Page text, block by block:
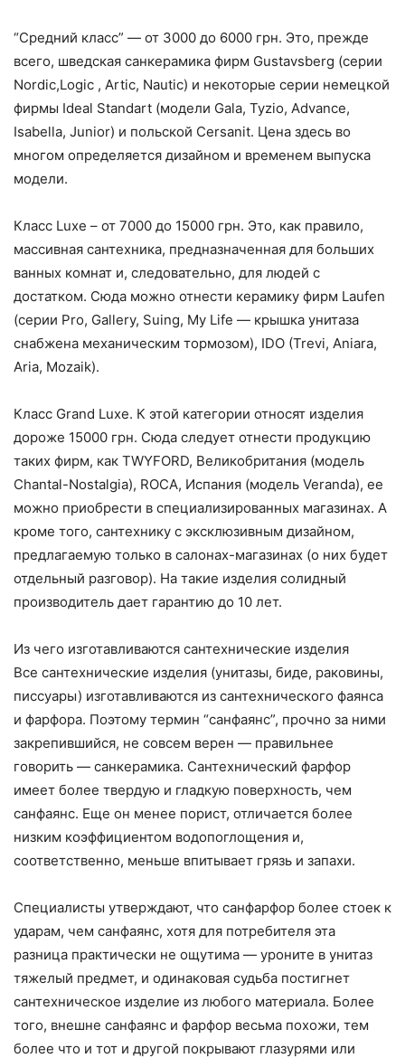
“Средний класс” — от 3000 до 6000 грн. Это, прежде
всего, шведская санкерамика фирм Gustavsberg (серии
Nordic,Logic , Artic, Nautic) и некоторые серии немецкой
фирмы Ideal Standart (модели Gala, Tyzio, Advance,
Isabella, Junior) и польской Cersanit. Цена здесь во
многом определяется дизайном и временем выпуска
модели.
Класс Luxe – от 7000 до 15000 грн. Это, как правило,
массивная сантехника, предназначенная для больших
ванных комнат и, следовательно, для людей с
достатком. Сюда можно отнести керамику фирм Laufen
(серии Pro, Gallery, Suing, My Life — крышка унитаза
снабжена механическим тормозом), IDO (Trevi, Aniara,
Aria, Mozaik).
Класс Grand Luxe. К этой категории относят изделия
дороже 15000 грн. Сюда следует отнести продукцию
таких фирм, как TWYFORD, Великобритания (модель
Chantal-Nostalgia), ROСА, Испания (модель Veranda), ее
можно приобрести в специализированных магазинах. А
кроме того, сантехнику с эксклюзивным дизайном,
предлагаемую только в салонах-магазинах (о них будет
отдельный разговор). На такие изделия солидный
производитель дает гарантию до 10 лет.
Из чего изготавливаются сантехнические изделия
Все сантехнические изделия (унитазы, биде, раковины,
писсуары) изготавливаются из сантехнического фаянса
и фарфора. Поэтому термин “санфаянс”, прочно за ними
закрепившийся, не совсем верен — правильнее
говорить — санкерамика. Сантехнический фарфор
имеет более твердую и гладкую поверхность, чем
санфаянс. Еще он менее порист, отличается более
низким коэффициентом водопоглощения и,
соответственно, меньше впитывает грязь и запахи.
Специалисты утверждают, что санфарфор более стоек к
ударам, чем санфаянс, хотя для потребителя эта
разница практически не ощутима — уроните в унитаз
тяжелый предмет, и одинаковая судьба постигнет
сантехническое изделие из любого материала. Более
того, внешне санфаянс и фарфор весьма похожи, тем
более что и тот и другой покрывают глазурями или